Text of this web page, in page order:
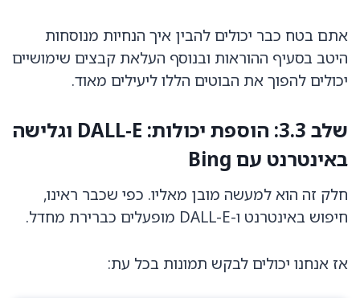
אתם בטח כבר יכולים להבין איך הנחיות מנוסחות
היטב בסעיף ההוראות ובנוסף העלאת קבצים שימושיים
יכולים להפוך את הבוטים הללו ליעילים מאוד.
שלב 3.3: הוספת יכולות: DALL-E וגלישה
באינטרנט עם Bing
חלק זה הוא למעשה מובן מאליו. כפי שכבר ראינו,
חיפוש באינטרנט ו-DALL-E מופעלים כברירת מחדל.
אז אנחנו יכולים לבקש תמונות בכל עת: